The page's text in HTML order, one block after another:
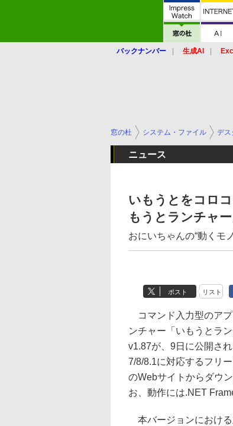
バックナンバー 生成AI
窓の杜 システム・ファイル デス
ニュース
いもうとをコロ
もうとランチャ
おにいちゃんの“動くモ
ポスト リスト
コマンド入力型のア
ンチャー「いもうとラ
v1.87が、9日に公開さ
7/8/8.1に対応するフリ
のWebサイトからダウ
お、動作には.NET
本バージョンにおけ